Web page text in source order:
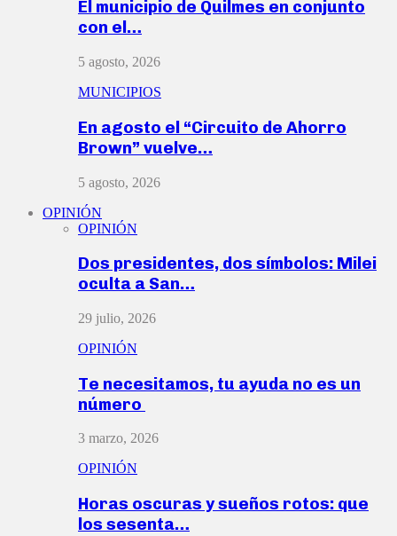
El municipio de Quilmes en conjunto
con el…
5 agosto, 2026
MUNICIPIOS
En agosto el “Circuito de Ahorro
Brown” vuelve…
5 agosto, 2026
OPINIÓN
OPINIÓN
Dos presidentes, dos símbolos: Milei
oculta a San…
29 julio, 2026
OPINIÓN
Te necesitamos, tu ayuda no es un
número
3 marzo, 2026
OPINIÓN
Horas oscuras y sueños rotos: que
los sesenta…